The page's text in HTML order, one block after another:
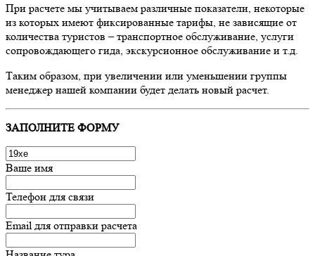
При расчете мы учитываем различные показатели, некоторые
из которых имеют фиксированные тарифы, не зависящие от
количества туристов – транспортное обслуживание, услуги
сопровождающего гида, экскурсионное обслуживание и т.д.
Таким образом, при увеличении или уменьшении группы
менеджер нашей компании будет делать новый расчет.
ЗАПОЛНИТЕ ФОРМУ
Ваше имя
Телефон для связи
Email для отправки расчета